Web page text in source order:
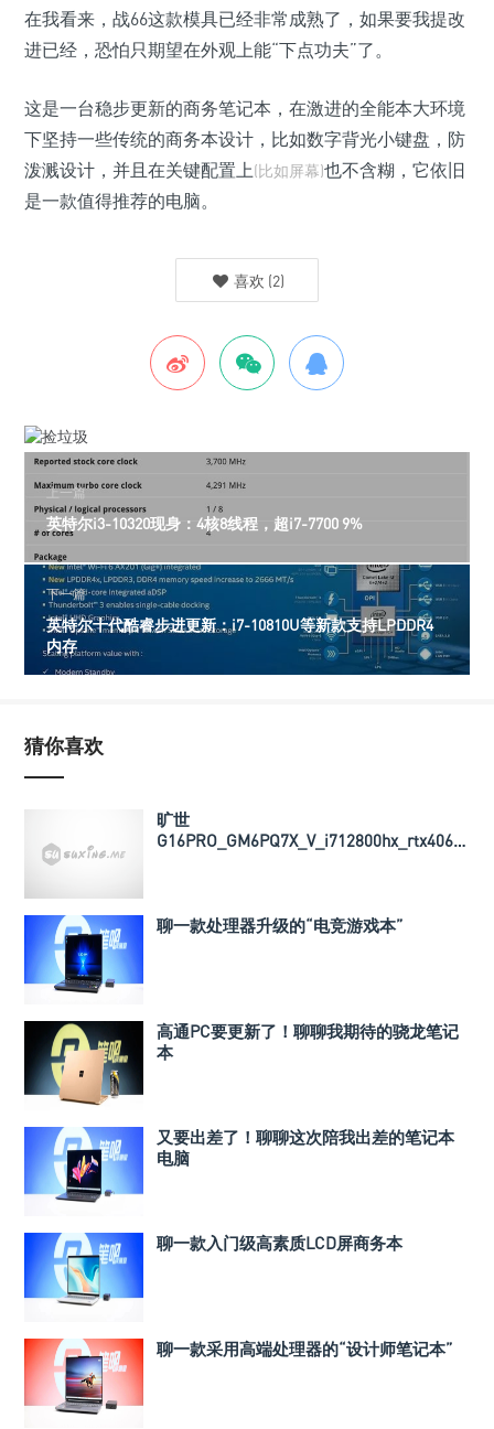
在我看来，战66这款模具已经非常成熟了，如果要我提改
进已经，恐怕只期望在外观上能“下点功夫”了。
这是一台稳步更新的商务笔记本，在激进的全能本大环境
下坚持一些传统的商务本设计，比如数字背光小键盘，防
泼溅设计，并且在关键配置上(比如屏幕)也不含糊，它依旧
是一款值得推荐的电脑。
喜欢 (2)
上一篇
英特尔i3-10320现身：4核8线程，超i7-7700 9%
下一篇
英特尔十代酷睿步进更新：i7-10810U等新款支持LPDDR4
内存
猜你喜欢
旷世
G16PRO_GM6PQ7X_V_i712800hx_rtx4060_
聊一款处理器升级的“电竞游戏本”
高通PC要更新了！聊聊我期待的骁龙笔记
本
又要出差了！聊聊这次陪我出差的笔记本
电脑
聊一款入门级高素质LCD屏商务本
聊一款采用高端处理器的“设计师笔记本”